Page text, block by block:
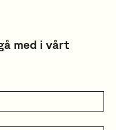
med i vårt